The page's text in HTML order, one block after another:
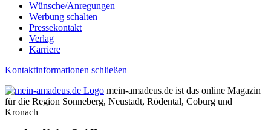
Wünsche/Anregungen
Werbung schalten
Pressekontakt
Verlag
Karriere
Kontaktinformationen schließen
mein-amadeus.de ist das online Magazin
für die Region Sonneberg, Neustadt, Rödental, Coburg und
Kronach